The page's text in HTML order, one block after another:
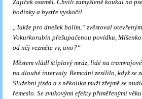
Zajíček osaměl. Chvíli zamyšleně koukal na
hodinky a bystře vyskočil.
„Takže pro dnešek balím,“ zvěstoval
Vokurkorubín přešupačenou povídku,
od něj vezměte vy, ano?“
Městem vládl štiplavý mráz, lidé na
na dlouhé intervaly. Remcání zesílilo, když
Služební jízda a s několi­ka muži zřejmě se
řemeslo. Se zvukovými efekty přiměřenými